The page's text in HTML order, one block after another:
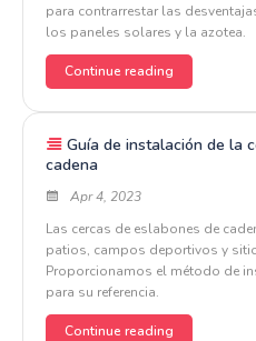
para contrarrestar las
los paneles solares y la azotea.
Continue reading
Guía de instalación de la
cadena
Apr 4, 2023
Las cercas de eslabones de
patios, campos deportivos y
Proporcionamos el método de
para su referencia.
Continue reading